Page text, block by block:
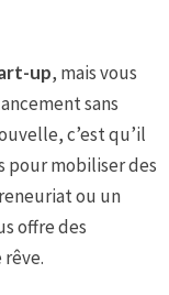
up, mais vous
sans
c’est qu’il
pour mobiliser des
ou un
offre des